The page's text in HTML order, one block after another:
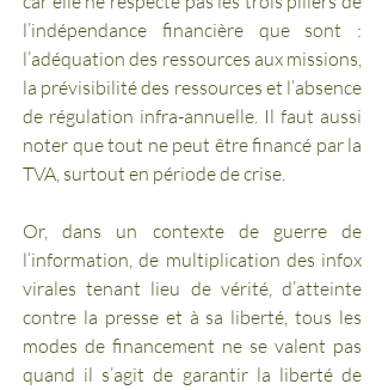
l’indépendance financière que sont :
l’adéquation des ressources aux missions,
la prévisibilité des ressources et l’absence
de régulation infra-annuelle. Il faut aussi
noter que tout ne peut être financé par la
TVA, surtout en période de crise.
Or, dans un contexte de guerre de
l’information, de multiplication des infox
virales tenant lieu de vérité, d’atteinte
contre la presse et à sa liberté, tous les
modes de financement ne se valent pas
quand il s’agit de garantir la liberté de